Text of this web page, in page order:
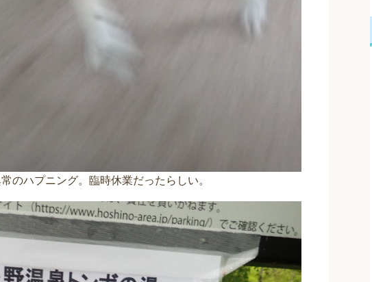
のハプニング。臨時休業だったらしい。